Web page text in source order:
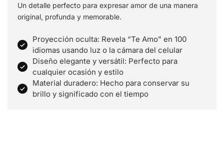
Un detalle perfecto para expresar amor de una manera
original, profunda y memorable.
Proyección oculta: Revela “Te Amo” en 100
idiomas usando luz o la cámara del celular
Diseño elegante y versátil: Perfecto para
cualquier ocasión y estilo
Material duradero: Hecho para conservar su
brillo y significado con el tiempo